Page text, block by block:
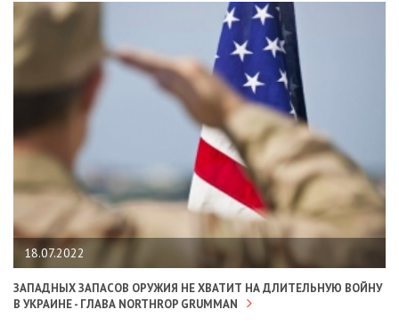
18.07.2022
ЗАПАДНЫХ ЗАПАСОВ ОРУЖИЯ НЕ ХВАТИТ НА ДЛИТЕЛЬНУЮ ВОЙНУ
В УКРАИНЕ - ГЛАВА NORTHROP GRUMMAN